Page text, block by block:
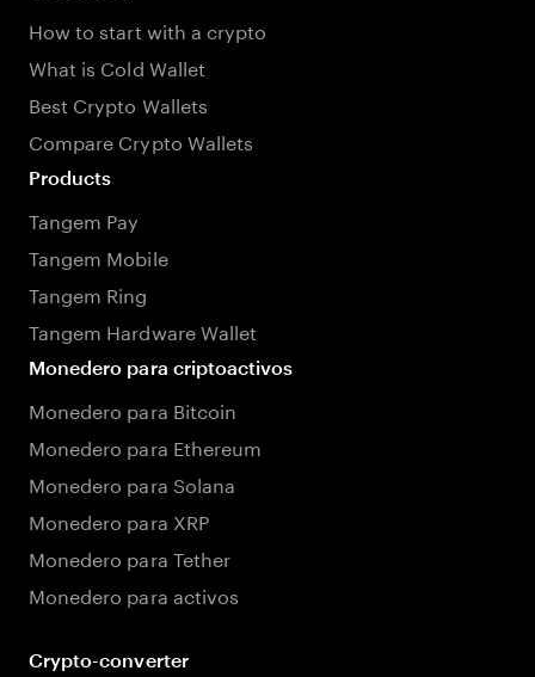
How to start with a crypto
What is Cold Wallet
Best Crypto Wallets
Compare Crypto Wallets
Products
Tangem Pay
Tangem Mobile
Tangem Ring
Tangem Hardware Wallet
Monedero para criptoactivos
Monedero para Bitcoin
Monedero para Ethereum
Monedero para Solana
Monedero para XRP
Monedero para Tether
Monedero para activos
Crypto-converter